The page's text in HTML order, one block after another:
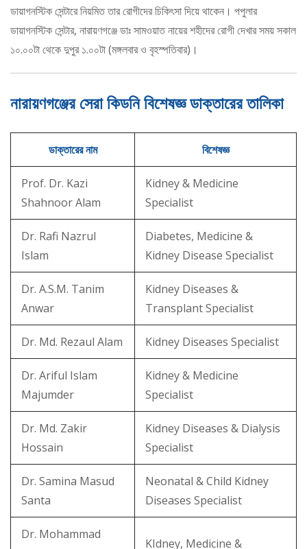
ডায়াগনস্টিক সেন্টারে নিয়মিত তার রোগীদের চিকিৎসা দিয়ে থাকেন। পপুলার
ডায়াগনস্টিক সেন্টার, নারায়ণগঞ্জে ডাঃ সামওয়াত নায়ের শহীদের রোগী দেখার সময় সকাল
১০.০০টা থেকে দুপুর ১.০০টা (মঙ্গলবার ও বৃহস্পতিবার)।
নারায়ণগঞ্জের সেরা কিডনি বিশেষজ্ঞ ডাক্তারের তালিকা
ডাক্তারের নাম বিশেষজ্ঞ
Prof. Dr. Kazi
Shahnoor Alam
Kidney & Medicine
Specialist
Dr. Rafi Nazrul
Islam
Diabetes, Medicine &
Kidney Disease Specialist
Dr. A.S.M. Tanim
Anwar
Kidney Diseases &
Transplant Specialist
Dr. Md. Rezaul Alam Kidney Diseases Specialist
Dr. Ariful Islam
Majumder
Kidney & Medicine
Specialist
Dr. Md. Zakir
Hossain
Kidney Diseases & Dialysis
Specialist
Dr. Samina Masud
Santa
Neonatal & Child Kidney
Diseases Specialist
Dr. Mohammad
KIdney, Medicine &